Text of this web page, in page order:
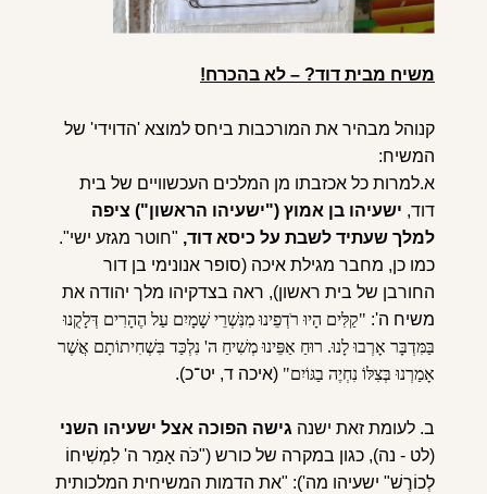
משיח מבית דוד? – לא בהכרח!
קנוהל מבהיר את המורכבות ביחס למוצא 'הדוידי' של
המשיח:
א.למרות כל אכזבתו מן המלכים העכשוויים של בית
דוד, ישעיהו בן אמוץ ("ישעיהו הראשון") ציפה
למלך שעתיד לשבת על כיסא דוד, "חוטר מגזע ישי".
כמו כן, מחבר מגילת איכה (סופר אנונימי בן דור
החורבן של בית ראשון), ראה בצדקיהו מלך יהודה את
משיח ה': "קַלִּים הָיוּ רֹדְפֵינוּ מִנִּשְׁרֵי שָׁמָיִם עַל הֶהָרִים דְּלָקֻנוּ
בַּמִּדְבָּר אָרְבוּ לָנוּ. רוּחַ אַפֵּינוּ מְשִׁיחַ ה' נִלְכַּד בִּשְׁחִיתוֹתָם אֲשֶׁר
אָמַרְנוּ בְּצִלּוֹ נִחְיֶה בַגּוֹיִם" (איכה ד, יט־כ).
ב. לעומת זאת ישנה גישה הפוכה אצל ישעיהו השני
(לט - נה), כגון במקרה של כורש ("כֹּה אָמַר ה' לִמְשִׁיחוֹ
לְכוֹרֶשׁ" ישעיהו מה'): "את הדמות המשיחית המלכותית